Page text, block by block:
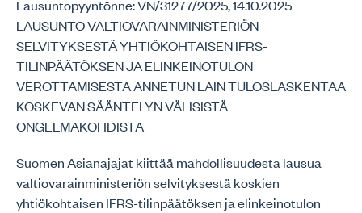
Lausuntopyyntönne: VN/31277/2025, 14.10.2025
LAUSUNTO VALTIOVARAINMINISTERIÖN
SELVITYKSESTÄ YHTIÖKOHTAISEN IFRS-
TILINPÄÄTÖKSEN JA ELINKEINOTULON
VEROTTAMISESTA ANNETUN LAIN TULOSLASKENTAA
KOSKEVAN SÄÄNTELYN VÄLISISTÄ
ONGELMAKOHDISTA
Suomen Asianajajat kiittää mahdollisuudesta lausua
valtiovarainministeriön selvityksestä koskien
yhtiökohtaisen IFRS-tilinpäätöksen ja elinkeinotulon